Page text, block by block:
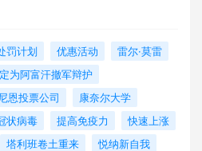
罚计划 优惠活动
雷尔·莫雷
为阿富汗撤军辩护
恩投票公司
康奈尔大学
状病毒 提高免疫力
快速上涨
塔利班卷土重来
悦纳新自我